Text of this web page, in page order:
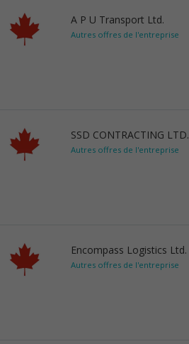
A P U Transport Ltd.
Autres offres de l'entreprise
SSD CONTRACTING LTD.
Autres offres de l'entreprise
Encompass Logistics Ltd.
Autres offres de l'entreprise